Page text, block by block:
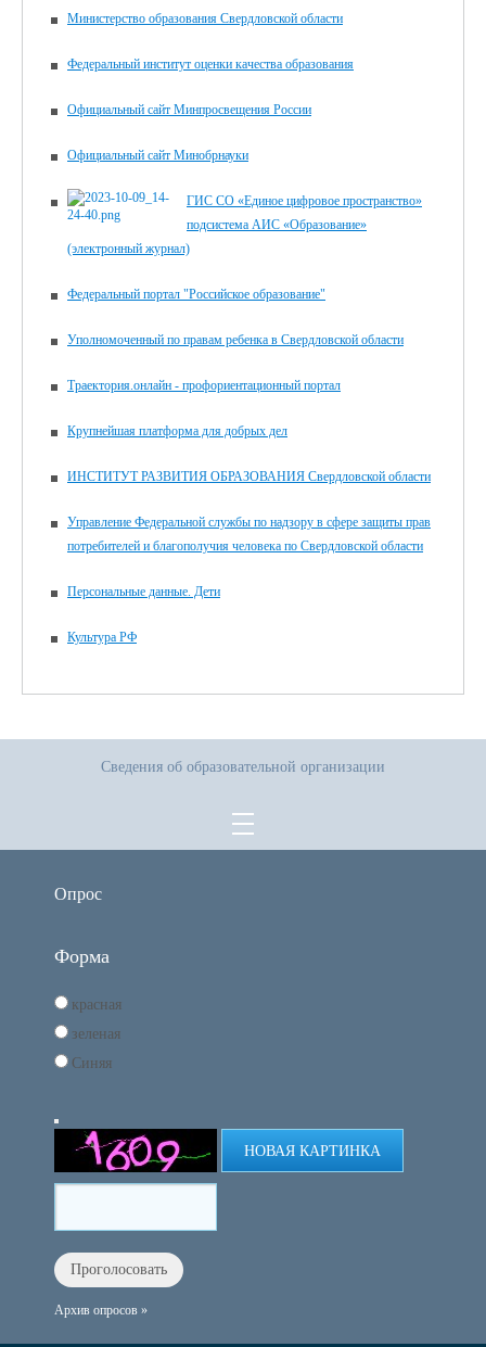
Министерство образования Свердловской области
Федеральный институт оценки качества образования
Официальный сайт Минпросвещения России
Официальный сайт Минобрнауки
ГИС СО «Единое цифровое пространство»
подсистема АИС «Образование»
(электронный журнал)
Федеральный портал "Российское образование"
Уполномоченный по правам ребенка в Свердловской области
Траектория.онлайн - профориентационный портал
Крупнейшая платформа для добрых дел
ИНСТИТУТ РАЗВИТИЯ ОБРАЗОВАНИЯ Свердловской области
Управление Федеральной службы по надзору в сфере защиты прав
потребителей и благополучия человека по Свердловской области
Персональные данные. Дети
Культура РФ
Сведения об образовательной организации
Опрос
Форма
красная
зеленая
Синяя
НОВАЯ КАРТИНКА
Архив опросов »